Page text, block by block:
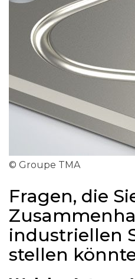
© Groupe TMA
Fragen, die
industriellen
stellen